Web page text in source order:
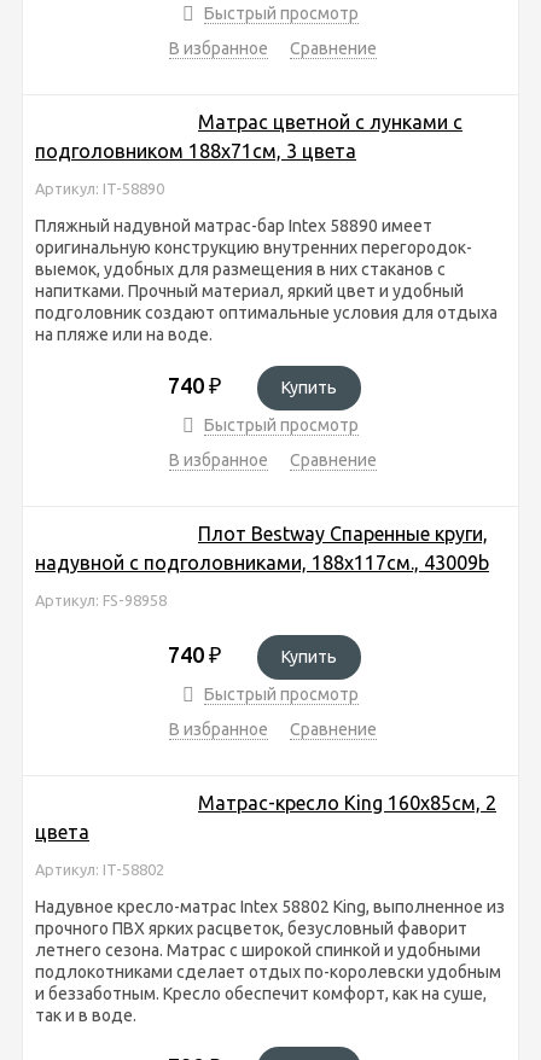
Быстрый просмотр
В избранное
Сравнение
Матрас цветной с лунками с
подголовником 188х71см, 3 цвета
Артикул: IT-58890
Пляжный надувной матрас-бар Intex 58890 имеет
оригинальную конструкцию внутренних перегородок-
выемок, удобных для размещения в них стаканов с
напитками. Прочный материал, яркий цвет и удобный
подголовник создают оптимальные условия для отдыха
на пляже или на воде.
740 ₽
Купить
Быстрый просмотр
В избранное
Сравнение
Плот Bestway Спаренные круги,
надувной с подголовниками, 188х117см., 43009b
Артикул: FS-98958
740 ₽
Купить
Быстрый просмотр
В избранное
Сравнение
Матрас-кресло Кing 160х85см, 2
цвета
Артикул: IT-58802
Надувное кресло-матрас Intex 58802 Кing, выполненное из
прочного ПВХ ярких расцветок, безусловный фаворит
летнего сезона. Матрас с широкой спинкой и удобными
подлокотниками сделает отдых по-королевски удобным
и беззаботным. Кресло обеспечит комфорт, как на суше,
так и в воде.